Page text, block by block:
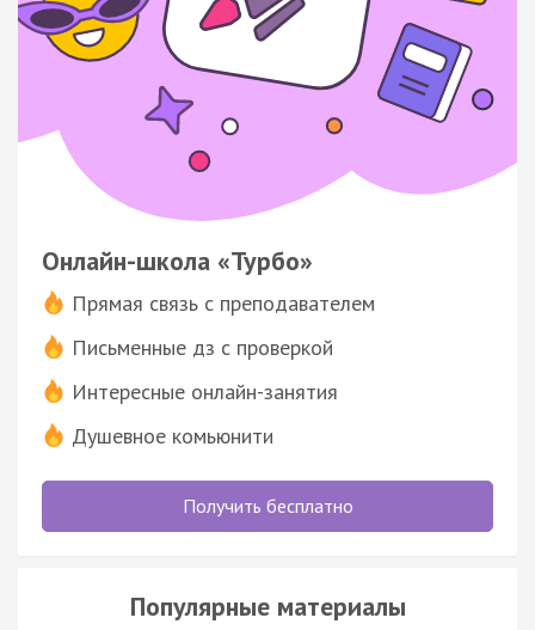
Онлайн-школа «Турбо»
Прямая связь с преподавателем
Письменные дз с проверкой
Интересные онлайн-занятия
Душевное комьюнити
Получить бесплатно
Популярные материалы